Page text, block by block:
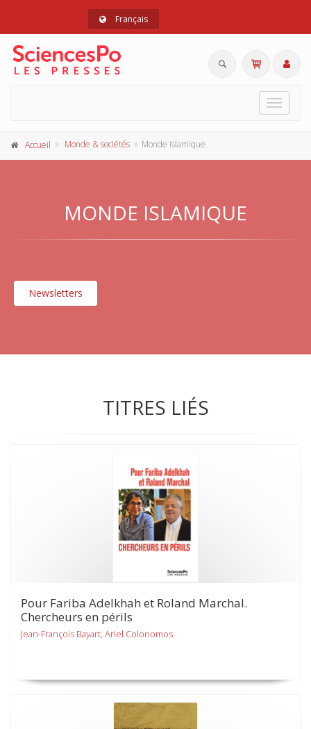
Français
Toggle
Accueil Monde & sociétés Monde islamique
MONDE ISLAMIQUE
Newsletters
TITRES LIÉS
Pour Fariba Adelkhah et Roland Marchal.
Chercheurs en périls
Jean-François Bayart, Ariel Colonomos